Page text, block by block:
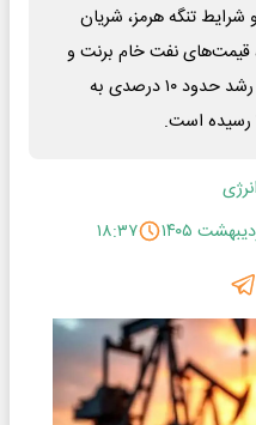
تنگه هرمز، شریان
قیمت‌های نفت خام برنت و
وست تگزاس اینترمدیت (WTI) با رشد حدود ۱۰ درصدی به
انرژی
۱۸:۳۷